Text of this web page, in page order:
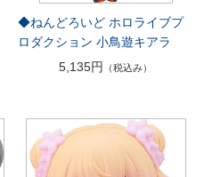
◆ねんどろいど ホロライブプ
ロダクション 小鳥遊キアラ
5,135円
（税込み）